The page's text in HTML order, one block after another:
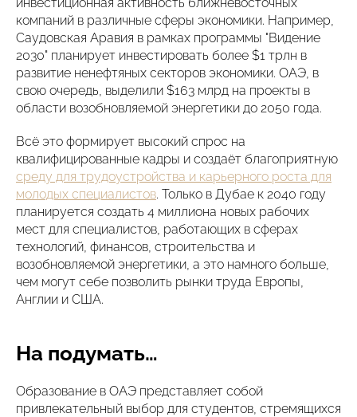
компаний в различные сферы экономики. Например,
Саудовская Аравия в рамках программы "Видение
2030" планирует инвестировать более $1 трлн в
развитие ненефтяных секторов экономики. ОАЭ, в
свою очередь, выделили $163 млрд на проекты в
области возобновляемой энергетики до 2050 года.
Всё это формирует высокий спрос на
квалифицированные кадры и создаёт благоприятную
среду для трудоустройства и карьерного роста для
молодых специалистов. Только в Дубае к 2040 году
планируется создать 4 миллиона новых рабочих
мест для специалистов, работающих в сферах
технологий, финансов, строительства и
возобновляемой энергетики, а это намного больше,
чем могут себе позволить рынки труда Европы,
Англии и США.
На подумать…
Образование в ОАЭ представляет собой
привлекательный выбор для студентов, стремящихся